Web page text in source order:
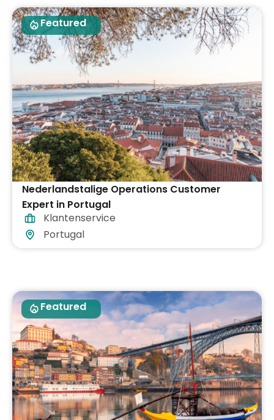
Featured
Nederlandstalige Operations Customer
Expert in Portugal
Klantenservice
Portugal
Featured